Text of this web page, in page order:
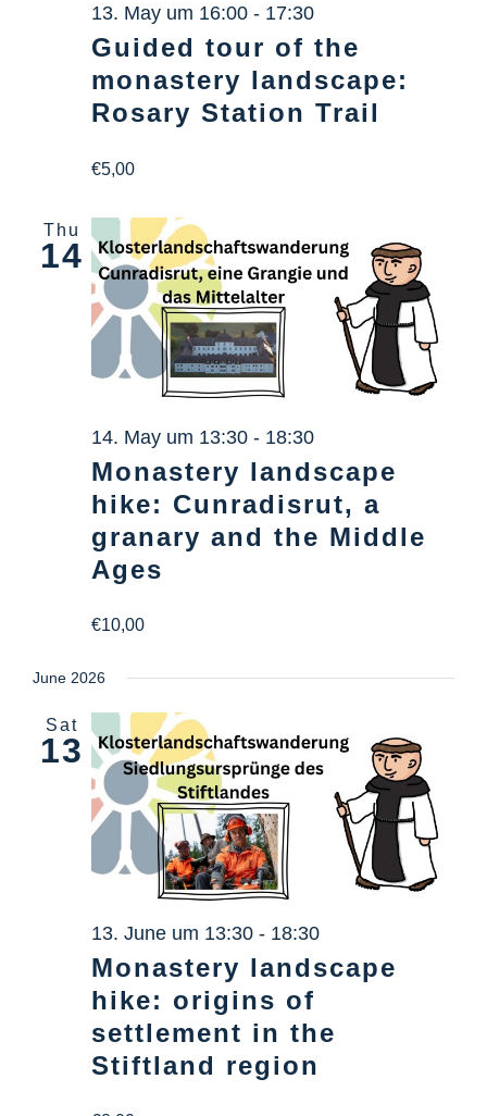
13. May um 16:00 - 17:30
Guided tour of the
monastery landscape:
Rosary Station Trail
€5,00
Thu
14
14. May um 13:30 - 18:30
Monastery landscape
hike: Cunradisrut, a
granary and the Middle
Ages
€10,00
June 2026
Sat
13
13. June um 13:30 - 18:30
Monastery landscape
hike: origins of
settlement in the
Stiftland region